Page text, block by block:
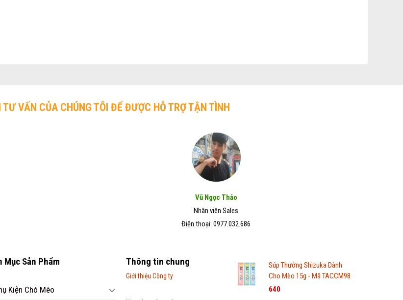
TƯ VẤN CỦA CHÚNG TÔI ĐỂ ĐƯỢC HỖ TRỢ TẬN TÌNH
Vũ Ngọc Thảo
Nhân viên Sales
Điện thoại: 0977.032.686
Mục Sản Phẩm
Kiện Chó Mèo
Thông tin chung
Giới thiệu Công ty
Súp Thưởng Shizuka Dành
Cho Mèo 15g - Mã TACCM98
640